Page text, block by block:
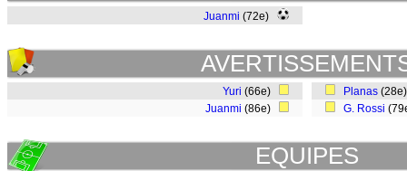
Juanmi (72e)
Yuri (66e)
Juanmi (86e)
Planas
G. Rossi
EQUIPES